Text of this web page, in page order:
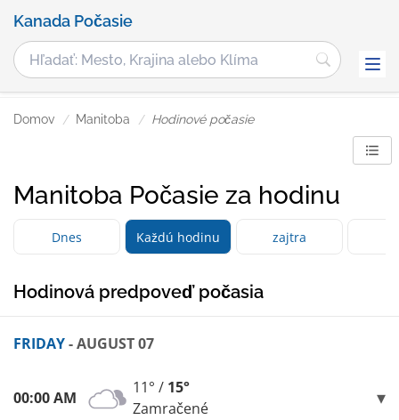
Kanada Počasie
Domov Manitoba Hodinové počasie
Manitoba Počasie za hodinu
Dnes Každú hodinu zajtra
Hodinová predpoveď počasia
FRIDAY- AUGUST 07
00:00 AM
11° / 15°
Zamračené